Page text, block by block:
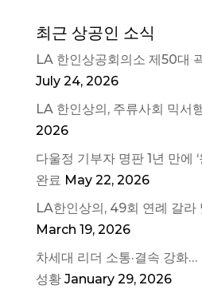
최근 상공인 소식
LA 한인상공회의소 제50대
July 24, 2026
LA 한인상의, 주류사회 믹서
2026
다울정 기부자 명판 1년 만에
완료 May 22, 2026
LA한인상의, 49회 연례 갈라
March 19, 2026
차세대 리더 소통·결속 강화
성황 January 29, 2026